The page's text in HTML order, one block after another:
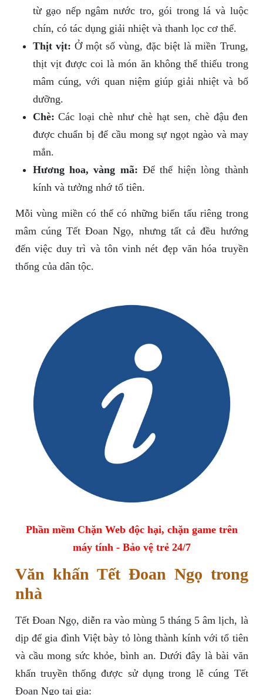
từ gạo nếp ngâm nước tro, gói trong lá và luộc
chín, có tác dụng giải nhiệt và thanh lọc cơ thể.
Thịt vịt: Ở một số vùng, đặc biệt là miền Trung,
thịt vịt được coi là món ăn không thể thiếu trong
mâm cúng, với quan niệm giúp giải nhiệt và bổ
dưỡng.
Chè: Các loại chè như chè hạt sen, chè đậu đen
được chuẩn bị để cầu mong sự ngọt ngào và may
mắn.
Hương hoa, vàng mã: Để thể hiện lòng thành
kính và tưởng nhớ tổ tiên.
Mỗi vùng miền có thể có những biến tấu riêng trong
mâm cúng Tết Đoan Ngọ, nhưng tất cả đều hướng
đến việc duy trì và tôn vinh nét đẹp văn hóa truyền
thống của dân tộc.
Phần mềm Chặn Web độc hại, chặn game trên
máy tính - Bảo vệ trẻ 24/7
Văn khấn Tết Đoan Ngọ trong
nhà
Tết Đoan Ngọ, diễn ra vào mùng 5 tháng 5 âm lịch, là
dịp để gia đình Việt bày tỏ lòng thành kính với tổ tiên
và cầu mong sức khỏe, bình an. Dưới đây là bài văn
khấn truyền thống được sử dụng trong lễ cúng Tết
Đoan Ngọ tại gia: